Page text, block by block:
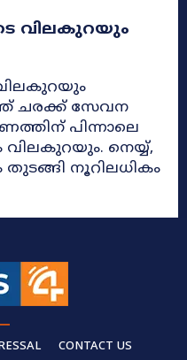
വിലകുറയും
ചരക്ക് സേവന
പിന്നാലെ
നെയ്യ്,
നൂറിലധികം
CONTACT US